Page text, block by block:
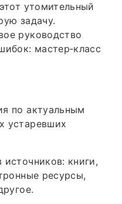
утомительный
задачу.
руководство
мастер‑класс
по актуальным
устаревших
книги,
ресурсы,